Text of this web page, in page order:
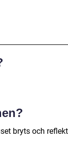
bryts och